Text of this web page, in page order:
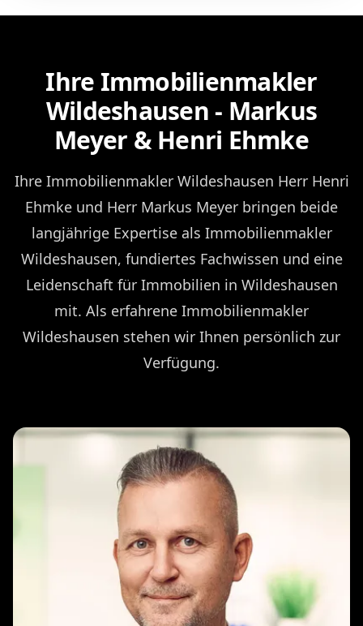
Ihre Immobilienmakler
Wildeshausen - Markus
Meyer & Henri Ehmke
Ihre Immobilienmakler Wildeshausen Herr Henri
Ehmke und Herr Markus Meyer bringen beide
langjährige Expertise als Immobilienmakler
Wildeshausen, fundiertes Fachwissen und eine
Leidenschaft für Immobilien in Wildeshausen
mit. Als erfahrene Immobilienmakler
Wildeshausen stehen wir Ihnen persönlich zur
Verfügung.